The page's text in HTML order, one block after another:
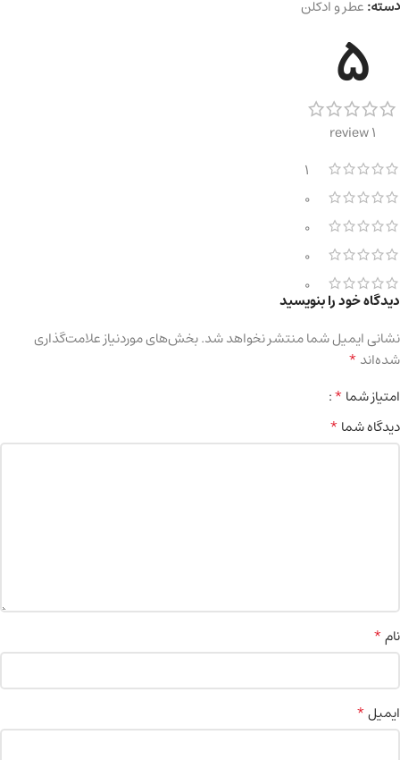
دسته:عطر و ادکلن
5
1 review
1
0
0
0
0
دیدگاه خود را بنویسید
نشانی ایمیل شما منتشر نخواهد شد.بخش‌های موردنیاز علامت‌گذاری
شده‌اند*
امتیاز شما*
دیدگاه شما*
نام*
ایمیل*